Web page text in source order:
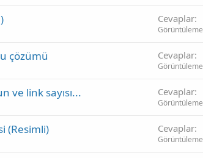
Cevaplar
Görüntüleme
çözümü Cevaplar
Görüntüleme
ve link sayısı... Cevaplar
Görüntüleme
(Resimli) Cevaplar
Görüntüleme